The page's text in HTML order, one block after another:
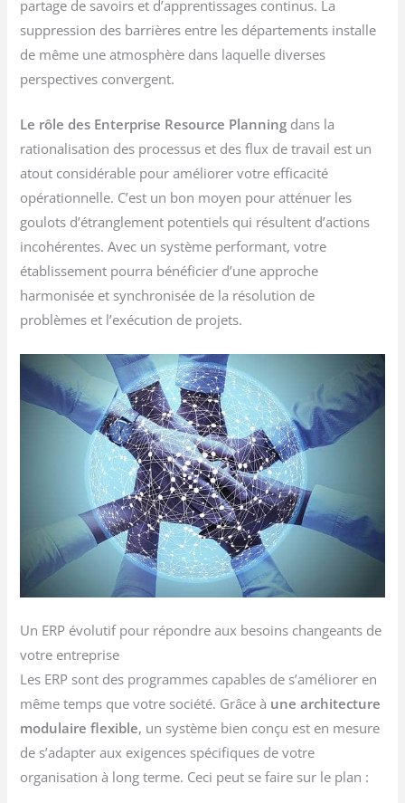
partage de savoirs et d’apprentissages continus. La
suppression des barrières entre les départements installe
de même une atmosphère dans laquelle diverses
perspectives convergent.
Le rôle des Enterprise Resource Planning dans la
rationalisation des processus et des flux de travail est un
atout considérable pour améliorer votre efficacité
opérationnelle. C’est un bon moyen pour atténuer les
goulots d’étranglement potentiels qui résultent d’actions
incohérentes. Avec un système performant, votre
établissement pourra bénéficier d’une approche
harmonisée et synchronisée de la résolution de
problèmes et l’exécution de projets.
Un ERP évolutif pour répondre aux besoins changeants de
votre entreprise
Les ERP sont des programmes capables de s’améliorer en
même temps que votre société. Grâce à une architecture
modulaire flexible, un système bien conçu est en mesure
de s’adapter aux exigences spécifiques de votre
organisation à long terme. Ceci peut se faire sur le plan :